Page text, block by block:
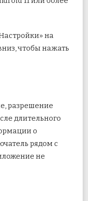
на
чтобы нажать
разрешение
длительного
о
рядом с
не